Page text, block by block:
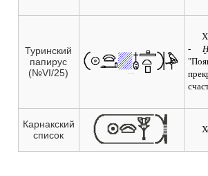
Туринский
папирус
(№VI/25)
-
Карнакский
список